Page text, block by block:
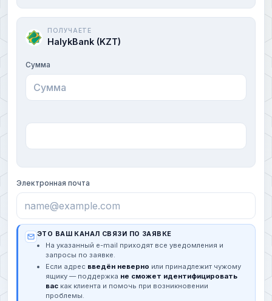
ПОЛУЧАЕТЕ
HalykBank (KZT)
Сумма
Электронная почта
ЭТО ВАШ КАНАЛ СВЯЗИ ПО ЗАЯВКЕ
На указанный e-mail приходят все уведомления и
запросы по заявке.
Если адрес введён неверно или принадлежит чужому
ящику — поддержка не сможет идентифицировать
вас как клиента и помочь при возникновении
проблемы.